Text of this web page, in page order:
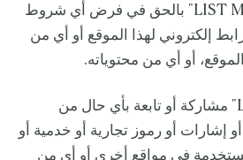
تحتفظ إدارة "LIST Magazine" بالحق في فرض أي شروط
إلكتروني لهذا الموقع أو أي من
أو أي من محتوياته.
لا تعد "LIST Magazine" مشاركة أو تابعة بأي حال من
إشارات أو رموز تجارية أو خدمية أو
في مواقع أخرى أو أي من